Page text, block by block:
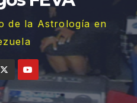
de la Astrología en